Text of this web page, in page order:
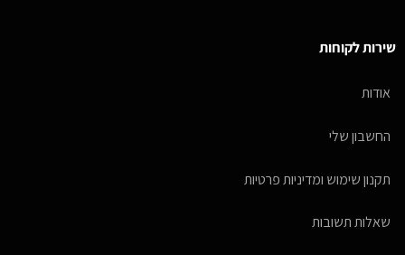
שירות לקוחות
אודות
החשבון שלי
תקנון שימוש ומדיניות פרטיות
שאלות תשובות